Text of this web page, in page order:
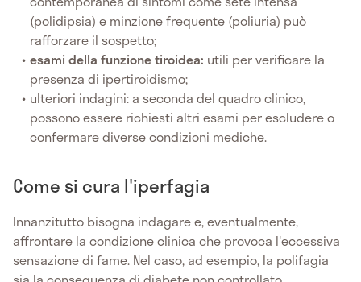
(polidipsia) e minzione frequente (poliuria) può
rafforzare il sospetto;
esami della funzione tiroidea: utili per verificare la
presenza di ipertiroidismo;
ulteriori indagini: a seconda del quadro clinico,
possono essere richiesti altri esami per escludere o
confermare diverse condizioni mediche.
Come si cura l'iperfagia
Innanzitutto bisogna indagare e, eventualmente,
affrontare la condizione clinica che provoca l'eccessiva
sensazione di fame. Nel caso, ad esempio, la polifagia